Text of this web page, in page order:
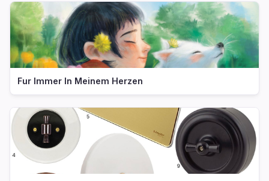
Fur Immer In Meinem Herzen